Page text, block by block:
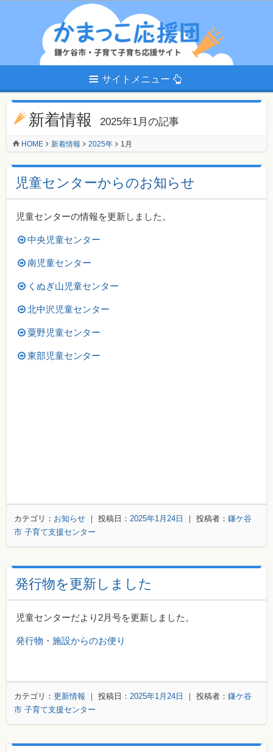
サイトメニュー
新着情報 2025年1月の記事
HOME 新着情報 2025年 1月
児童センターからのお知らせ
児童センターの情報を更新しました。
中央児童センター
南児童センター
くぬぎ山児童センター
北中沢児童センター
粟野児童センター
東部児童センター
カテゴリ： お知らせ ｜ 投稿日： 2025年1月24日 ｜ 投稿者： 鎌ケ谷
市 子育て支援センター
発行物を更新しました
児童センターだより2月号を更新しました。
発行物・施設からのお便り
カテゴリ： 更新情報 ｜ 投稿日： 2025年1月24日 ｜ 投稿者： 鎌ケ谷
市 子育て支援センター